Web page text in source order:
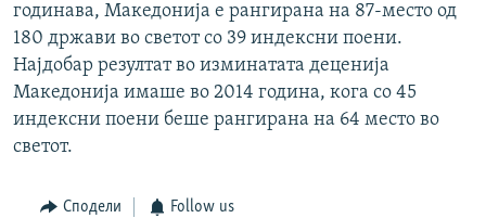
годинава, Македонија е рангирана на 87-место од
180 држави во светот со 39 индексни поени.
Најдобар резултат во изминатата деценија
Македонија имаше во 2014 година, кога со 45
индексни поени беше рангирана на 64 место во
светот.
Сподели Follow us